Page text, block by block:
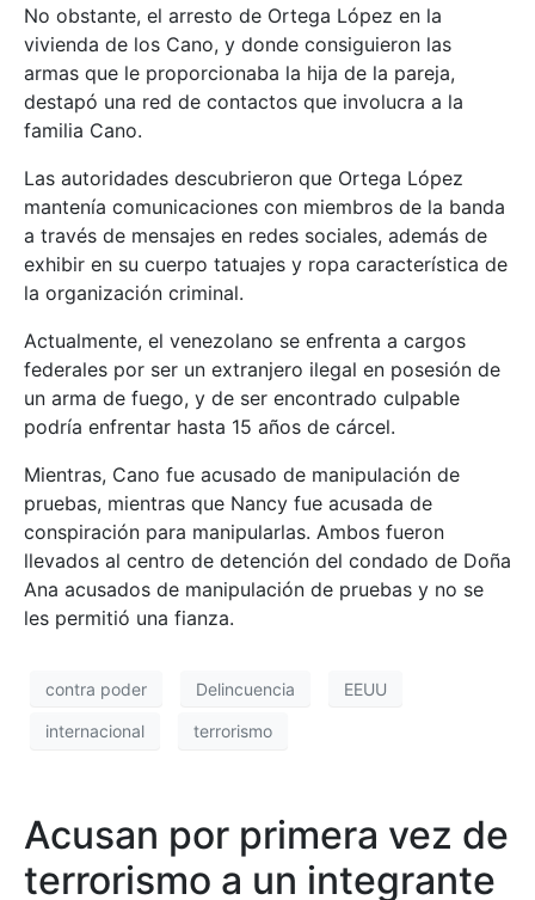
No obstante, el arresto de Ortega López en la
vivienda de los Cano, y donde consiguieron las
armas que le proporcionaba la hija de la pareja,
destapó una red de contactos que involucra a la
familia Cano.
Las autoridades descubrieron que Ortega López
mantenía comunicaciones con miembros de la banda
a través de mensajes en redes sociales, además de
exhibir en su cuerpo tatuajes y ropa característica de
la organización criminal.
Actualmente, el venezolano se enfrenta a cargos
federales por ser un extranjero ilegal en posesión de
un arma de fuego, y de ser encontrado culpable
podría enfrentar hasta 15 años de cárcel.
Mientras, Cano fue acusado de manipulación de
pruebas, mientras que Nancy fue acusada de
conspiración para manipularlas. Ambos fueron
llevados al centro de detención del condado de Doña
Ana acusados de manipulación de pruebas y no se
les permitió una fianza.
contra poder Delincuencia EEUU
internacional terrorismo
Acusan por primera vez de
terrorismo a un integrante